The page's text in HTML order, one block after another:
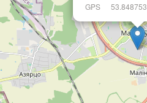
GPS 53.848753